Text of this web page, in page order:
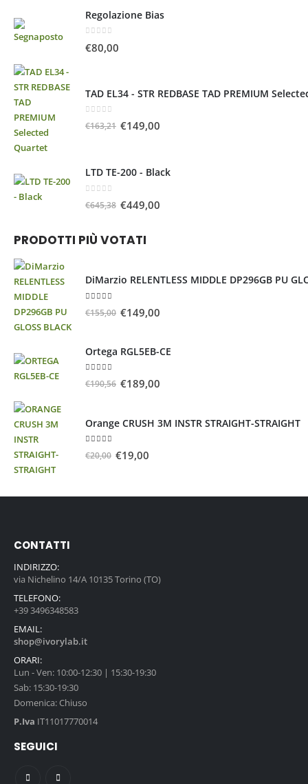
Regolazione Bias
€80,00
TAD EL34 - STR REDBASE TAD PREMIUM
€163,21 €149,00
LTD TE-200 - Black
€645,38 €449,00
PRODOTTI PIÙ VOTATI
DiMarzio RELENTLESS MIDDLE DP296GB PU
€155,00 €149,00
Ortega RGL5EB-CE
Su 5
€190,56 €189,00
Orange CRUSH 3M INSTR STRAIGHT-STRAIGHT
Su 5
€20,00 €19,00
CONTATTI
INDIRIZZO:
via Nichelino 14/A 10135 Torino (TO)
TELEFONO:
+39 3496348583
EMAIL:
shop@ivorylab.it
ORARI:
Lun - Ven: 10:00-12:30 | 15:30-19:30
Sab: 15:30-19:30
Domenica: Chiuso
P.Iva IT11017770014
SEGUICI